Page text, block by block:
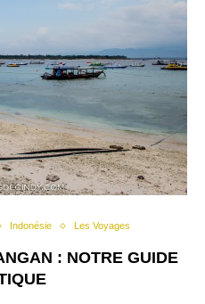
Indonésie Les Voyages
: NOTRE GUIDE